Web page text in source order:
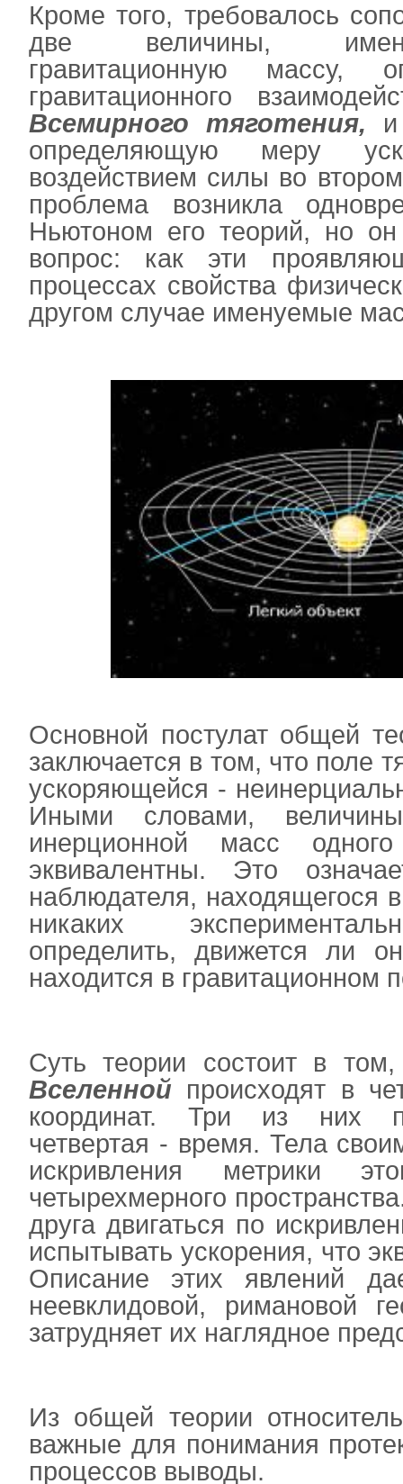
Кроме того, требовалось
две величины,
гравитационную массу,
гравитационного
Всемирного тяготения, и
определяющую меру
воздействием силы во
проблема возникла
Ньютоном его теорий, но
вопрос: как эти
процессах свойства
другом случае именуемые
Основной постулат общей
заключается в том, что поле
ускоряющейся -
Иными словами,
инерционной масс
эквивалентны. Это
наблюдателя, находящегося
никаких
определить, движется ли
находится в гравитационном
Суть теории состоит в
Вселенной происходят в
координат. Три из них
четвертая - время. Тела
искривления метрики
четырехмерного
друга двигаться по
испытывать ускорения, что
Описание этих явлений
неевклидовой, римановой
затрудняет их наглядное
Из общей теории
важные для понимания
процессов выводы.